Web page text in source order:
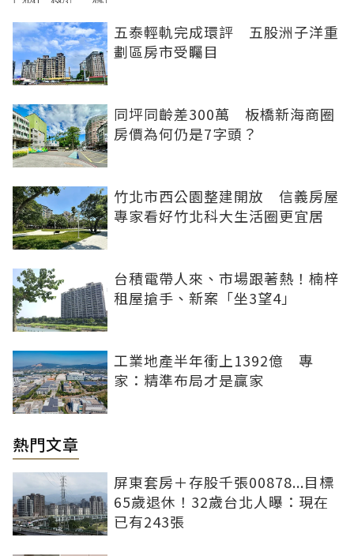
五泰輕軌完成環評 五股洲子洋重
劃區房市受矚目
同坪同齡差300萬 板橋新海商圈
房價為何仍是7字頭？
竹北市西公園整建開放 信義房屋
專家看好竹北科大生活圈更宜居
台積電帶人來、市場跟著熱！楠梓
租屋搶手、新案「坐3望4」
工業地產半年衝上1392億 專
家：精準布局才是贏家
熱門文章
屏東套房＋存股千張00878...目標
65歲退休！32歲台北人曝：現在
已有243張